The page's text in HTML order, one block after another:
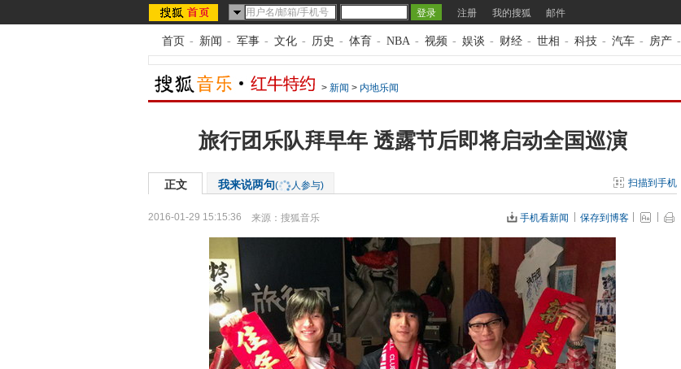
注册 我的搜狐 邮件
首页 - 新闻 - 军事 - 文化 - 历史 - 体育 - NBA - 视频 - 娱谈 - 财经 - 世相 - 科技 - 汽车 - 房产 -
> 新闻 > 内地乐闻
旅行团乐队拜早年 透露节后即将启动全国巡演
正文 我来说两句( 人参与) 扫描到手机
2016-01-29 15:15:36 来源： 搜狐音乐 手机看新闻 保存到博客